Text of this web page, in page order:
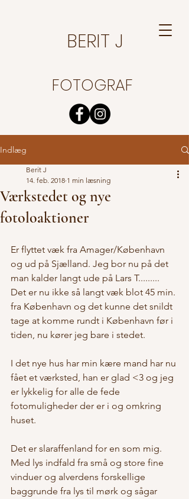
BERIT J
FOTOGRAF
Indlæg
Værkstedet og nye
fotoloaktioner
Berit J
14. feb. 2018 1 min læsning
Er flyttet væk fra Amager/København
og ud på Sjælland. Jeg bor nu på det
man kalder langt ude på Lars T.........
Det er nu ikke så langt væk blot 45 min.
fra København og det kunne det snildt
tage at komme rundt i København før i
tiden, nu kører jeg bare i stedet.
I det nye hus har min kære mand har nu
fået et værksted, han er glad <3 og jeg
er lykkelig for alle de fede
fotomuligheder der er i og omkring
huset.
Det er slaraffenland for en som mig.
Med lys indfald fra små og store fine
vinduer og alverdens forskellige
baggrunde fra lys til mørk og sågar